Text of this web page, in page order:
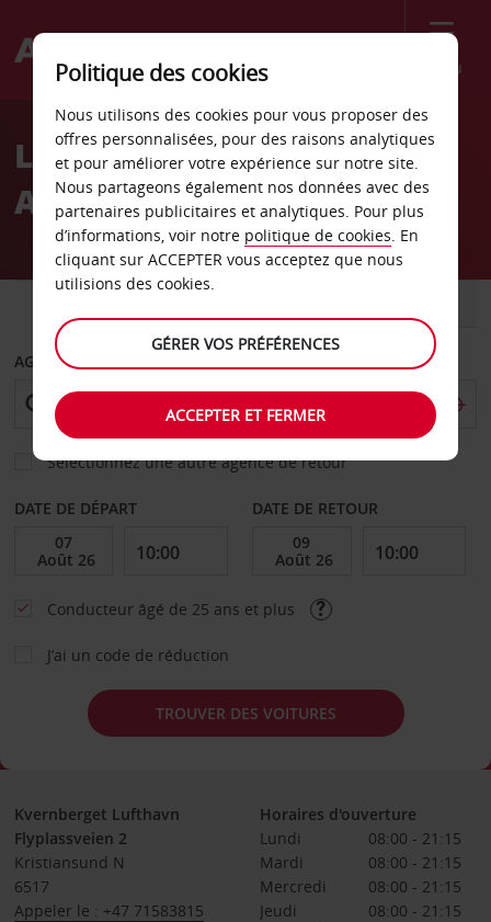
Menu
Welcome
AvisLocation de voiture
Aéroport de Kristiansund
AGENCE DE DÉPART
Sélectionnez une autre agence de retour
DATE DE DÉPART DATE DE RETOUR
Conducteur âgé de 25 ans et plus
J’ai un code de réduction
TROUVER DES VOITURES
Kvernberget Lufthavn
Flyplassveien 2
Kristiansund N
6517
Appeler le : +47 71583815
Horaires d'ouverture
Lundi
08:00 - 21:15
Mardi
08:00 - 21:15
Mercredi
08:00 - 21:15
Jeudi
08:00 - 21:15
Politique des cookies
Nous utilisons des cookies pour vous proposer des
offres personnalisées, pour des raisons analytiques
et pour améliorer votre expérience sur notre site.
Nous partageons également nos données avec des
partenaires publicitaires et analytiques. Pour plus
d’informations, voir notre politique de cookies. En
cliquant sur ACCEPTER vous acceptez que nous
utilisions des cookies.
GÉRER VOS PRÉFÉRENCES
ACCEPTER ET FERMER